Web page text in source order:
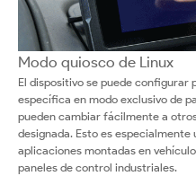
Modo quiosco de Linux
El dispositivo se puede configurar
específica en modo exclusivo de
pueden cambiar fácilmente a
designada. Esto es
aplicaciones montadas en
paneles de control industriales.